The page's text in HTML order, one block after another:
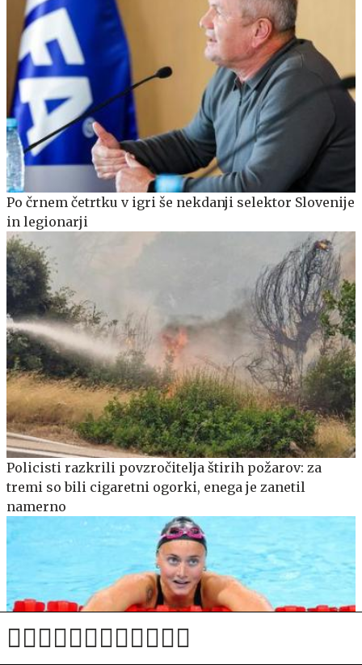
Po črnem četrtku v igri še nekdanji selektor Slovenije
in legionarji
Policisti razkrili povzročitelja štirih požarov: za
tremi so bili cigaretni ogorki, enega je zanetil
namerno